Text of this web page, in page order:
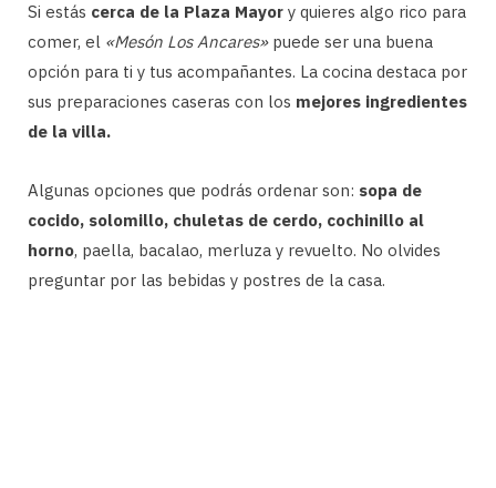
Si estás cerca de la Plaza Mayor y quieres algo rico para
comer, el «Mesón Los Ancares»puede ser una buena
opción para ti y tus acompañantes. La cocina destaca por
sus preparaciones caseras con los mejores ingredientes
de la villa.
Algunas opciones que podrás ordenar son: sopa de
cocido, solomillo, chuletas de cerdo, cochinillo al
horno, paella, bacalao, merluza y revuelto. No olvides
preguntar por las bebidas y postres de la casa.